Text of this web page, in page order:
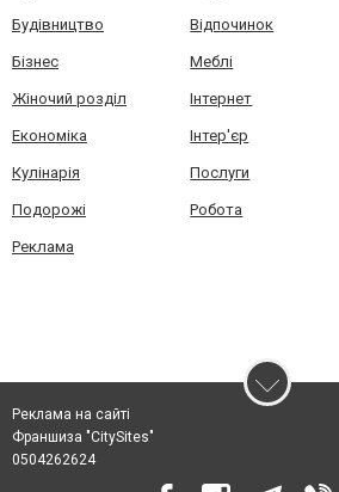
Будівництво Відпочинок
Бізнес Меблі
Жіночий розділ Інтернет
Економіка Інтер'єр
Кулінарія Послуги
Подорожі Робота
Реклама
Реклама на сайті
Франшиза "CitySites"
0504262624